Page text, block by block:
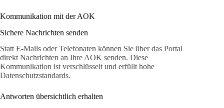
Kommunikation mit der AOK
Sichere Nachrichten senden
Statt E-Mails oder Telefonaten können Sie über das Portal
direkt Nachrichten an Ihre AOK senden. Diese
Kommunikation ist verschlüsselt und erfüllt hohe
Datenschutzstandards.
Antworten übersichtlich erhalten